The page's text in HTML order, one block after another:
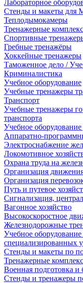
Лабораторное
Стенды и макеты для
Теплодымокамеры
Тренажерные
Спортивные
Гребные тренажёры
Хоккейные тренажеры
Таможенное дело /
Криминалистика
Учебное оборудование
Учебные тренажеры
Транспорт
Учебные тренажеры
транспорта
Учебное
Аппаратно-
Электроснабжение
Локомотивное
Охрана труда на
Организация
Организация
Путь и путевое
Сигнализация,
Вагонное хозяйство
Высокоскоростное
Железнодорожные
Учебное
специализированных
Стенды и макеты по
Тренажерные
Военная подготовка
Стенды и тренажеры